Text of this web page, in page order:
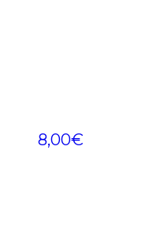
8,00€